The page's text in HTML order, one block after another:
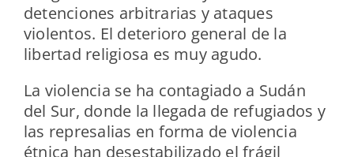
detenciones arbitrarias y ataques
violentos. El deterioro general de la
libertad religiosa es muy agudo.
La violencia se ha contagiado a Sudán
del Sur, donde la llegada de refugiados y
las represalias en forma de violencia
étnica han desestabilizado el frágil